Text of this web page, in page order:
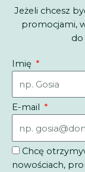
Jeżeli chcesz
promocjami,
do
Imię
E-mail
Chcę
nowościach,